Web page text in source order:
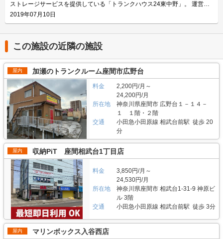
をおすすめ致します。ご契約の前に駐車スペースや立地など確認頂けます。
契約時はバイクのメーカー・車種・ナンバーを確認していますが、これから
バイクを購入する方はお問い合わせの際にお知らせください。時期によって
は使用料や事務手数料がお得になるキャンペーンも実施していますので、
LIFULLトランクルームのメール又は電話にてお問い合わせください。 編集
後記 「ハローバイクガレージ北上野」は駅から近くて万全なセキュリティ
はお早めにお問い合わせした方が良さそうだ。 運営会社は東証マザーズ上
場企業でもあるエリアリンク株式会社。2016年頃、西東京エリアで試験的
にはじめた駐車場タイプのバイクパーキングは当初ここまでの拡大を予想し
ていなかったとのことだが、順調に拡大を続け、現在、都内を中心に1,000
台分ほどスペースを管理している（2020年1月現在）。その運営ノウハウが
ある「ハローバイクガレージ北上野」は、誰もが安心して利用できる施設な
ので、愛車を守りたい近隣エリアの方は要チェックなスポットではないかと
思った。
広いラダーレールが付いており、バイクの乗り入れが簡単です。また、ボッ
クス内には棚を設置しておりますので、ヘルメットなどの小物を置くことも
可能です。パーツやメンテナンス用品も収納できるのでとても便利です。
主にどんな方がご利用されているのでしょうか？ 東武伊勢崎線やつくばエ
クスプレス線が通る足立区内にお住いのライダーの方を中心にご利用頂いて
おります。主にアメリカンクルーザーやビッグスクーター、レーサー・スポ
ーツタイプなど高級車又は大型車の保管が多くみられます。 セキュリティ
や安全面について教えてください。 「ハローバイクボックス足立竹ノ塚パ
ート2」はBOXシェローを採用した施設のため屋外タイプのバイクパーキン
グと違って雨風を防ぐことができ、盗難のリスクも抑えることができます。
各バイクボックスにバイクを収納するタイプなので、他の方のバイクを気に
する必要がありません。セキュリティ面としてバイクボックスの扉に南京錠
をつけており、安心してバイクを保管できる収納スペースです。また、施設
内には外灯照明も完備していますので、夜間でもバイクを出し入れしやすい
環境です。 費用や契約について教えてください。 月額11,300円（税込）の
価格でバイクボックスをご利用頂けます。「ハローバイクボックス足立竹ノ
塚パート2」は施設見学が可能なので、バイクボックスの大きさや立地が気
になる方は見学を申し込みください。契約時はバイクのナンバーを確認して
います。これからバイクを購入する方はお問い合わせの際にお知らせくださ
い。時期によっては月額使用料や事務手数料がお得になるキャンペーンも実
施していますので、LIFULLトランクルームの施設詳細ページをご覧くださ
い。 編集後記 現在、都内を中心に約1,000台（2020年1月現在）のバイク専
用スペースを管理しているエリアリンク株式会社。2016年頃、西東京エリ
アで試験的にはじめた駐車場タイプのバイクパーキングは当初ここまでの拡
大を予想していなかったとのことだが、順調に拡大を続けているという。人
気施設の一つである足立区の「ハローバイクボックス足立竹ノ塚パート2」
は、風雨による汚れや浸食防止に強いBOXシェローを採用しており、東証
マザーズ上場企業が運営しているバイク専用のスペースなので、安心して利
用できると思った。
ストレージサービスを提供している「トランクハウス24東中野」。 運営会
社はエリアリンク株式会社。コンテナ・ストレージ業界でトップシェアを誇
り、東証マザーズにも上場している会社です。全国に展開しているレンタル
に利用されています。 今回は、エリアリンク株式会社が運営している「ト
ランクハウス24東中野」の特徴や利用用途の傾向、会社の想いなどをご紹
介します。 トランクハウス24東中野の特徴を教えてください。 2018年12
月にオープンした「トランクハウス24東中野」。1階〜4階まで1軒まるごと
トランクルームで、部屋の大きさは0.9帖のコンパクトサイズから9.8帖の大
きいサイズまで展開しています。24時間365日利用でき、セキュリティも空
調も最新設備を整えているため、衣類・本・季節物などの荷物から大型家具
や機材・備品など法人利用まで幅広い用途にご利用いただけます。 主にど
んな方がご利用されているのでしょうか？ お客様は店舗から1.5キロ圏内に
お住いの方がほとんどです。他社であれば3キロ圏内程か車で移動する場所
にあることが多いのですが、「トランクハウス24」は住宅街の生活道路に
面しているため地域に密着した運営ができています（ご自宅から車で荷物を
運送するサービスも利用可能）。また、利用用途で多いのはファミリー層の
他、都心の店舗は一人暮らしの若い方や女性、法人企業にも利用いただいて
います。任意に調査したユーザーインタビューでは「一度使うと便利さが分
かった」という声も多く、衣類や本などの趣味や生活用品を自宅以外の押入
れに入れておく感覚で中長期的に利用されている傾向があります。 セキュ
リティや安全面について教えてください。 トランクハウス24で細心の注意
を払っているのが空気の流れ。外が寒いから中は暖かくではなく、結露やカ
ビができないように温度調整が必要で、その鍵を握るのが、各階に数点設置
しているサーキュレーター。風を送り込み部屋の空気を循環させることで荷
物を保管するのに最適な環境を1年中作り出しています。また、トランクハ
ウス24東中野店では、スマートキーや専用アプリによる鍵の解錠施錠にも
対応。警備会社と契約をしているため、万が一のことがあっても対応できる
ことはもちろん、小さなトラブルでも問い合わせれば、自社の物件管理部隊
がすぐに駆けつける体制も整備しています。 費用や契約について教えてく
2019年07月10日
この施設の近隣の施設
屋内 加瀬のトランクルーム座間市広野台
料金
2,200円/月～
24,200円/月
所在地
神奈川県座間市 広野台１－１４－
１ １階・２階
交通
小田急小田原線 相武台前駅 徒歩 20
分
屋内 収納PiT 座間相武台1丁目店
料金
3,850円/月～
24,530円/月
所在地
神奈川県座間市 相武台1-31-9 神原ビ
ル 3階
交通
小田急小田原線 相武台前駅 徒歩 3分
屋内 マリンボックス入谷西店